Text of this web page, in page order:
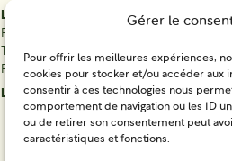
Gérer le
Pour offrir les meilleures expériences,
cookies pour stocker et/ou accéder aux
consentir à ces technologies nous
comportement de navigation ou les ID
ou de retirer son consentement peut
caractéristiques et fonctions.
Les acteurs
Présentation
Tous les acteurs
Proposer une fiche acteur
Les réseaux régionaux